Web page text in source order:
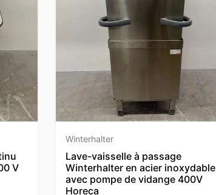
V
Winterhalter
Lave-vaisselle à passage
Winterhalter en acier inoxydable
avec pompe de vidange 400V
Horeca